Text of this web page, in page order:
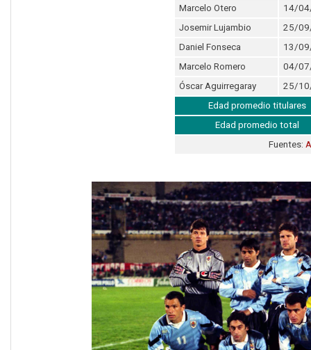
Marcelo Otero
14/
Josemir Lujambio
25/
Daniel Fonseca
13/
Marcelo Romero
04/
Óscar Aguirregaray
25/
Edad promedio titulares
Edad promedio total
Fuentes: